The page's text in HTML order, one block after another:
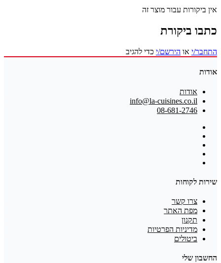
אין ביקורות עבור מוצר זה
כתבו ביקורת
התחבר/י או הירשם/י כדי להגיב
אודות
אודות
info@la-cuisines.co.il
08-681-2746
שירות לקוחות
צרו קשר
מפת האתר
תקנון
מדיניות הפרטיות
ביטולים
החשבון שלי